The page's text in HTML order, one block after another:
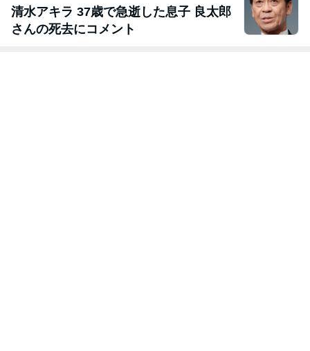
清水アキラ 37歳で急逝した息子 良太郎
さんの死去にコメント